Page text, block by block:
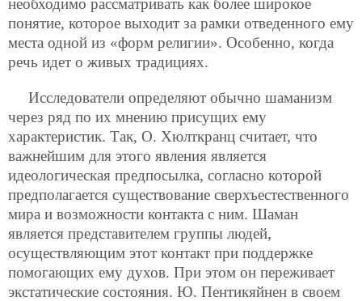
необходимо рассматривать как более широкое
понятие, которое выходит за рамки отведенного ему
места одной из «форм религии». Особенно, когда
речь идет о живых традициях.
Исследователи определяют обычно шаманизм
через ряд по их мнению присущих ему
характеристик. Так, О. Хюлткранц считает, что
важнейшим для этого явления является
идеологическая предпосылка, согласно которой
предполагается существование сверхъестественного
мира и возможности контакта с ним. Шаман
является представителем группы людей,
осуществляющим этот контакт при поддержке
помогающих ему духов. При этом он переживает
экстатические состояния. Ю. Пентикяйнен в своем